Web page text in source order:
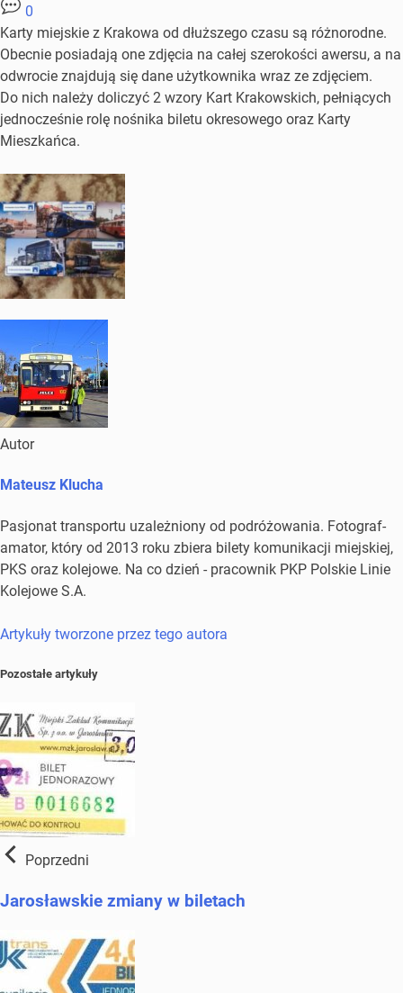
0
Karty miejskie z Krakowa od dłuższego czasu są różnorodne.
Obecnie posiadają one zdjęcia na całej szerokości awersu, a na
odwrocie znajdują się dane użytkownika wraz ze zdjęciem.
Do nich należy doliczyć 2 wzory Kart Krakowskich, pełniących
jednocześnie rolę nośnika biletu okresowego oraz Karty
Mieszkańca.
Autor
Mateusz Klucha
Pasjonat transportu uzależniony od podróżowania. Fotograf-
amator, który od 2013 roku zbiera bilety komunikacji miejskiej,
PKS oraz kolejowe. Na co dzień - pracownik PKP Polskie Linie
Kolejowe S.A.
Artykuły tworzone przez tego autora
Pozostałe artykuły
Poprzedni
Jarosławskie zmiany w biletach